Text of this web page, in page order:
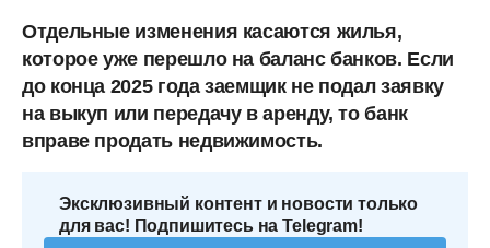
Отдельные изменения касаются жилья,
которое уже перешло на баланс банков. Если
до конца 2025 года заемщик не подал заявку
на выкуп или передачу в аренду, то банк
вправе продать недвижимость.
Эксклюзивный контент и новости только
для вас! Подпишитесь на Telegram!